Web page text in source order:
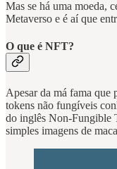
Mas se há uma moeda,
Metaverso e é aí que
O que é NFT?
Apesar da má fama que
tokens não fungíveis
do inglês Non-Fungible
simples imagens de